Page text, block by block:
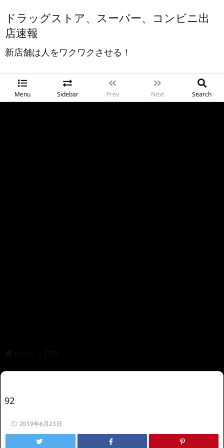
ドラッグストア、スーパー、コンビニ出
店速報
新店舗は人をワクワクさせる！
Menu Sidebar Prev Next Search
92
2019年6月23日